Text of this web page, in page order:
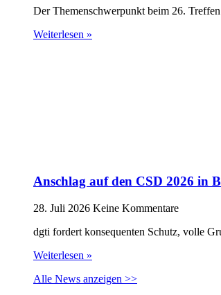
Der Themenschwerpunkt beim 26.
Weiterlesen »
Anschlag auf den CSD 2026 in
28. Juli 2026 Keine Kommentare
dgti fordert konsequenten Schutz, volle
Weiterlesen »
Alle News anzeigen >>